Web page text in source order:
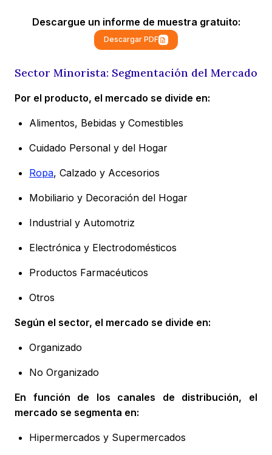
Descargue un informe de muestra gratuito:
Descargar PDF
Sector Minorista: Segmentación del Mercado
Por el producto, el mercado se divide en:
Alimentos, Bebidas y Comestibles
Cuidado Personal y del Hogar
Ropa, Calzado y Accesorios
Mobiliario y Decoración del Hogar
Industrial y Automotriz
Electrónica y Electrodomésticos
Productos Farmacéuticos
Otros
Según el sector, el mercado se divide en:
Organizado
No Organizado
En función de los canales de distribución, el
mercado se segmenta en:
Hipermercados y Supermercados